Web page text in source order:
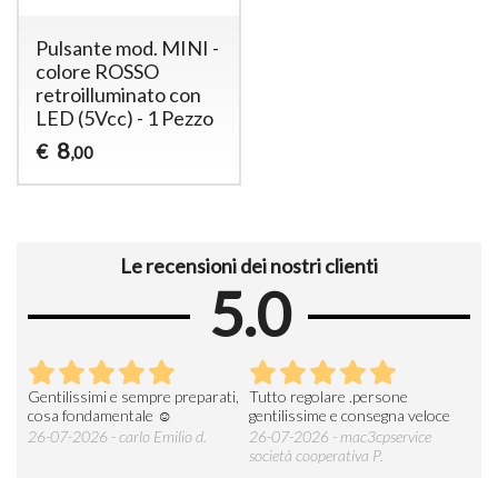
Pulsante mod. MINI -
colore ROSSO
retroilluminato con
LED (5Vcc) - 1 Pezzo
€ 8,00
Le recensioni dei nostri clienti
5.0
Gentilissimi e sempre preparati,
cosa fondamentale ☺️
26-07-2026 - carlo Emilio d.
Tutto regolare .persone
gentilissime e consegna veloce
26-07-2026 - mac3cpservice
società cooperativa P.